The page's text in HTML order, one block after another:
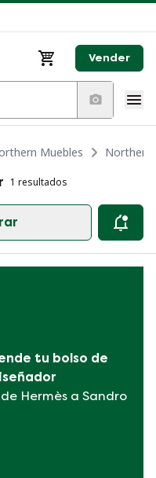
Vender
Muebles
Northern
1 resultados
tu bolso de
de Hermès a Sandro